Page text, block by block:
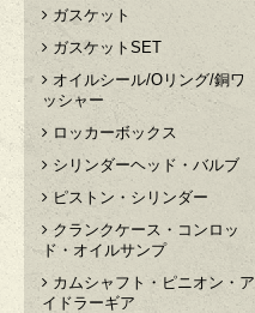
ガスケット
ガスケットSET
オイルシール/Oリング/銅ワ
ッシャー
ロッカーボックス
シリンダーヘッド・バルブ
ピストン・シリンダー
クランクケース・コンロッ
ド・オイルサンプ
カムシャフト・ピニオン・ア
イドラーギア